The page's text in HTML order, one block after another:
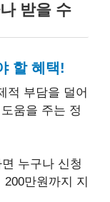
받을 수
할 혜택!
적 부담을 덜어
움을 주는 정
누구나 신청
만원까지 지